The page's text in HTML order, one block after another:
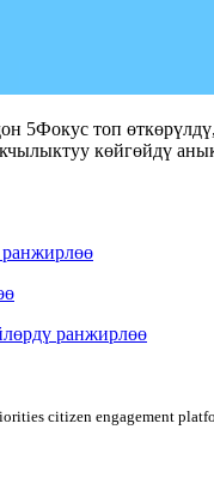
5Фокус топ
көйгөйдү
ранжирлөө
citizen engagement